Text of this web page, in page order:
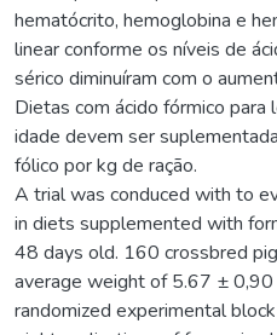
hematócrito, hemoglobina e
linear conforme os níveis de
sérico diminuíram com o
Dietas com ácido fórmico
idade devem ser
fólico por kg de ração.
A trial was conduced with to
in diets supplemented with
48 days old. 160 crossbred
average weight of 5.67 ±
randomized experimental